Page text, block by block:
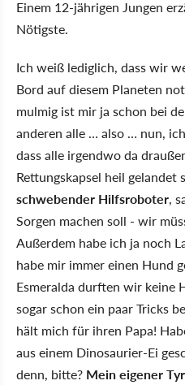
Einem 12-jährigen Jungen
Nötigste.
Ich weiß lediglich, dass wir
Bord auf diesem Planeten
mulmig ist mir ja schon bei
anderen alle … also … nun,
dass alle irgendwo da
Rettungskapsel heil gelandet
schwebender Hilfsroboter,
Sorgen machen soll - wir
Außerdem habe ich ja noch
habe mir immer einen Hund
Esmeralda durften wir keine
sogar schon ein paar Tricks
hält mich für ihren Papa!
aus einem Dinosaurier-Ei
denn, bitte? Mein eigener